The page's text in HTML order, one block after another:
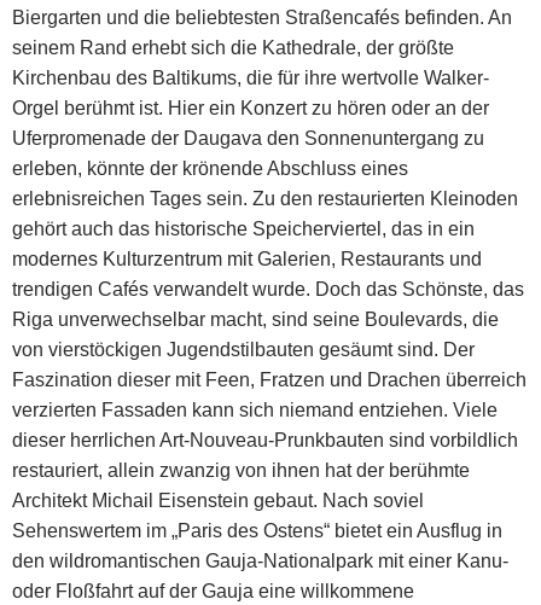
Biergarten und die beliebtesten Straßencafés befinden. An
seinem Rand erhebt sich die Kathedrale, der größte
Kirchenbau des Baltikums, die für ihre wertvolle Walker-
Orgel berühmt ist. Hier ein Konzert zu hören oder an der
Uferpromenade der Daugava den Sonnenuntergang zu
erleben, könnte der krönende Abschluss eines
erlebnisreichen Tages sein. Zu den restaurierten Kleinoden
gehört auch das historische Speicherviertel, das in ein
modernes Kulturzentrum mit Galerien, Restaurants und
trendigen Cafés verwandelt wurde. Doch das Schönste, das
Riga unverwechselbar macht, sind seine Boulevards, die
von vierstöckigen Jugendstilbauten gesäumt sind. Der
Faszination dieser mit Feen, Fratzen und Drachen überreich
verzierten Fassaden kann sich niemand entziehen. Viele
dieser herrlichen Art-Nouveau-Prunkbauten sind vorbildlich
restauriert, allein zwanzig von ihnen hat der berühmte
Architekt Michail Eisenstein gebaut. Nach soviel
Sehenswertem im „Paris des Ostens“ bietet ein Ausflug in
den wildromantischen Gauja-Nationalpark mit einer Kanu-
oder Floßfahrt auf der Gauja eine willkommene